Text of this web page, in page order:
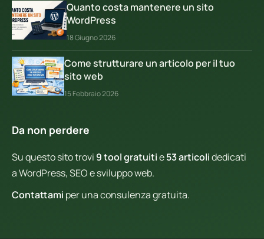
Quanto costa mantenere un sito
WordPress
18 Giugno 2026
Come strutturare un articolo per il tuo
sito web
15 Febbraio 2026
Da non perdere
Su questo sito trovi 9 tool gratuitie53 articolidedicati
a WordPress, SEO e sviluppo web.
Contattami per una consulenza gratuita.